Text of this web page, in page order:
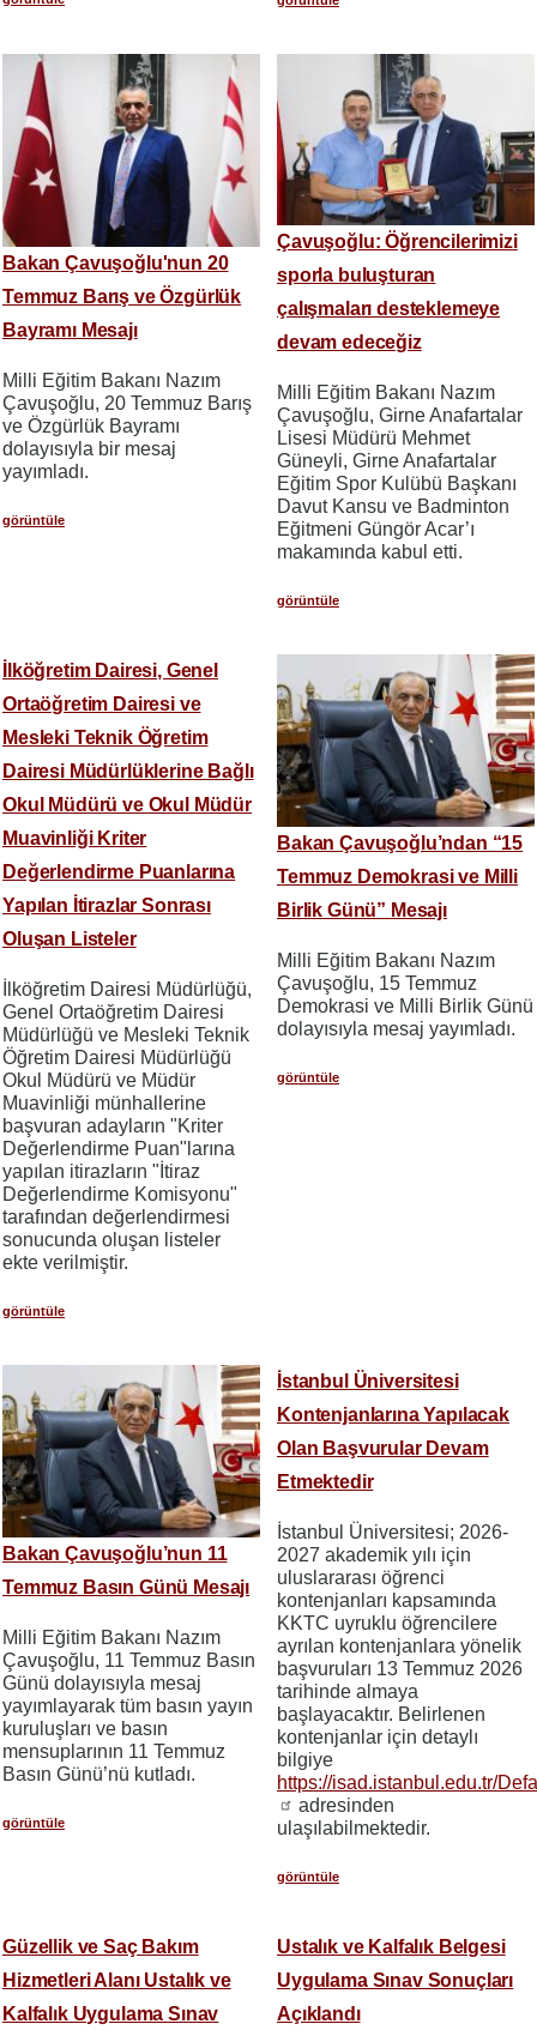
Bakan Çavuşoğlu'nun 20
Temmuz Barış ve Özgürlük
Bayramı Mesajı
Milli Eğitim Bakanı Nazım
Çavuşoğlu, 20 Temmuz Barış
ve Özgürlük Bayramı
dolayısıyla bir mesaj
yayımladı.
görüntüle
Çavuşoğlu: Öğrencilerimizi
sporla buluşturan
çalışmaları desteklemeye
devam edeceğiz
Milli Eğitim Bakanı Nazım
Çavuşoğlu, Girne Anafartalar
Lisesi Müdürü Mehmet
Güneyli, Girne Anafartalar
Eğitim Spor Kulübü Başkanı
Davut Kansu ve Badminton
Eğitmeni Güngör Acar’ı
makamında kabul etti.
görüntüle
İlköğretim Dairesi, Genel
Ortaöğretim Dairesi ve
Mesleki Teknik Öğretim
Dairesi Müdürlüklerine Bağlı
Okul Müdürü ve Okul Müdür
Muavinliği Kriter
Değerlendirme Puanlarına
Yapılan İtirazlar Sonrası
Oluşan Listeler
İlköğretim Dairesi Müdürlüğü,
Genel Ortaöğretim Dairesi
Müdürlüğü ve Mesleki Teknik
Öğretim Dairesi Müdürlüğü
Okul Müdürü ve Müdür
Muavinliği münhallerine
başvuran adayların "Kriter
Değerlendirme Puan"larına
yapılan itirazların "İtiraz
Değerlendirme Komisyonu"
tarafından değerlendirmesi
sonucunda oluşan listeler
ekte verilmiştir.
görüntüle
Bakan Çavuşoğlu’ndan “15
Temmuz Demokrasi ve Milli
Birlik Günü” Mesajı
Milli Eğitim Bakanı Nazım
Çavuşoğlu, 15 Temmuz
Demokrasi ve Milli Birlik Günü
dolayısıyla mesaj yayımladı.
görüntüle
Bakan Çavuşoğlu’nun 11
Temmuz Basın Günü Mesajı
Milli Eğitim Bakanı Nazım
Çavuşoğlu, 11 Temmuz Basın
Günü dolayısıyla mesaj
yayımlayarak tüm basın yayın
kuruluşları ve basın
mensuplarının 11 Temmuz
Basın Günü’nü kutladı.
görüntüle
İstanbul Üniversitesi
Kontenjanlarına Yapılacak
Olan Başvurular Devam
Etmektedir
İstanbul Üniversitesi; 2026-
2027 akademik yılı için
uluslararası öğrenci
kontenjanları kapsamında
KKTC uyruklu öğrencilere
ayrılan kontenjanlara yönelik
başvuruları 13 Temmuz 2026
tarihinde almaya
başlayacaktır. Belirlenen
kontenjanlar için detaylı
bilgiye
https://isad.istanbul.edu.tr/
adresinden
ulaşılabilmektedir.
görüntüle
Güzellik ve Saç Bakım
Hizmetleri Alanı Ustalık ve
Kalfalık Uygulama Sınav
Ustalık ve Kalfalık Belgesi
Uygulama Sınav Sonuçları
Açıklandı